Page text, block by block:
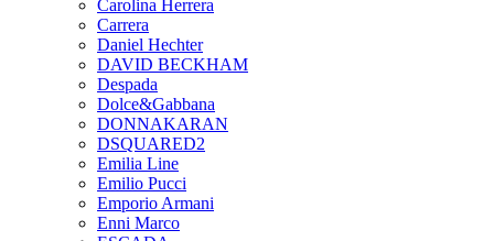
Carolina Herrera
Carrera
Daniel Hechter
DAVID BECKHAM
Despada
Dolce&Gabbana
DONNAKARAN
DSQUARED2
Emilia Line
Emilio Pucci
Emporio Armani
Enni Marco